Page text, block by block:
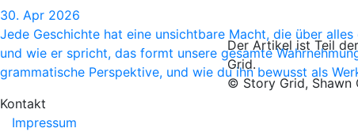
Kontakt
Impressum
30. Apr 2026
Jede Geschichte hat eine unsichtbare Macht, die über
und wie er spricht, das formt unsere gesamte
grammatische Perspektive, und wie du ihn bewusst als
Der Artikel ist Teil
Grid.
© Story Grid, Shawn